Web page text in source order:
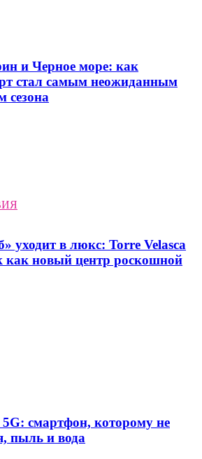
и Черное море: как
стал самым неожиданным
сезона
уходит в люкс: Torre Velasca
как новый центр роскошной
смартфон, которому не
пыль и вода